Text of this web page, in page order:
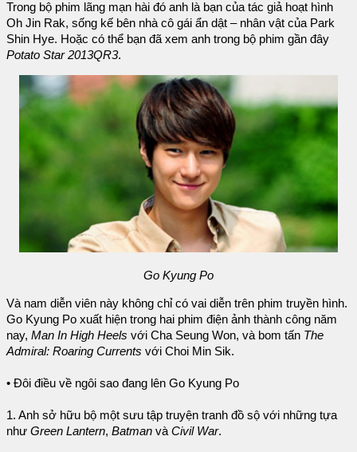
Trong bộ phim lãng mạn hài đó anh là bạn của tác giả hoạt hình
Oh Jin Rak, sống kế bên nhà cô gái ẩn dật – nhân vật của Park
Shin Hye. Hoặc có thể bạn đã xem anh trong bộ phim gần đây
Potato Star 2013QR3.
Go Kyung Po
Và nam diễn viên này không chỉ có vai diễn trên phim truyền hình.
Go Kyung Po xuất hiện trong hai phim điện ảnh thành công năm
nay, Man In High Heels với Cha Seung Won, và bom tấn The
Admiral: Roaring Currents với Choi Min Sik.
• Đôi điều về ngôi sao đang lên Go Kyung Po
1. Anh sở hữu bộ một sưu tập truyện tranh đồ sộ với những tựa
như Green Lantern, Batman và Civil War.